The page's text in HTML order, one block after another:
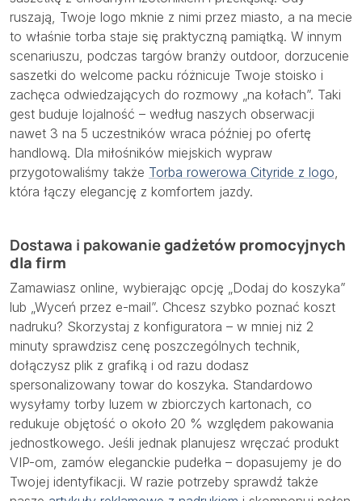
ruszają, Twoje logo mknie z nimi przez miasto, a na mecie
to właśnie torba staje się praktyczną pamiątką. W innym
scenariuszu, podczas targów branży outdoor, dorzucenie
saszetki do welcome packu różnicuje Twoje stoisko i
zachęca odwiedzających do rozmowy „na kołach”. Taki
gest buduje lojalność – według naszych obserwacji
nawet 3 na 5 uczestników wraca później po ofertę
handlową. Dla miłośników miejskich wypraw
przygotowaliśmy także Torba rowerowa Cityride z logo
która łączy elegancję z komfortem jazdy.
Dostawa i pakowaniegadżetów promocyjnych
dla firm
Zamawiasz online, wybierając opcję „Dodaj do koszyka”
lub „Wyceń przez e-mail”. Chcesz szybko poznać koszt
nadruku? Skorzystaj z konfiguratora – w mniej niż 2
minuty sprawdzisz cenę poszczególnych technik,
dołączysz plik z grafiką i od razu dodasz
spersonalizowany towar do koszyka. Standardowo
wysyłamy torby luzem w zbiorczych kartonach, co
redukuje objętość o około 20 % względem pakowania
jednostkowego. Jeśli jednak planujesz wręczać produkt
VIP-om, zamów eleganckie pudełka – dopasujemy je do
Twojej identyfikacji. W razie potrzeby sprawdź także